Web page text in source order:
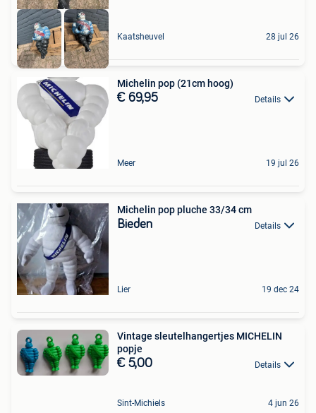
Kaatsheuvel 28 jul 26
Michelin pop (21cm hoog)
€ 69,95 Details
Meer 19 jul 26
Michelin pop pluche 33/34 cm
Bieden Details
Lier 19 dec 24
Vintage sleutelhangertjes MICHELIN
popje
€ 5,00 Details
Sint-Michiels 4 jun 26